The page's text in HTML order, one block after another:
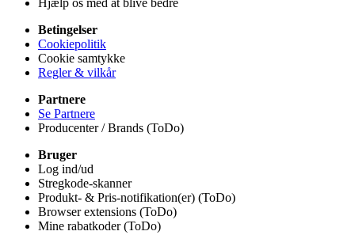
Betingelser
Cookiepolitik
Cookie samtykke
Regler & vilkår
Partnere
Se Partnere
Producenter / Brands (ToDo)
Bruger
Log ind/ud
Stregkode-skanner
Produkt- & Pris-notifikation(er) (ToDo)
Browser extensions (ToDo)
Mine rabatkoder (ToDo)